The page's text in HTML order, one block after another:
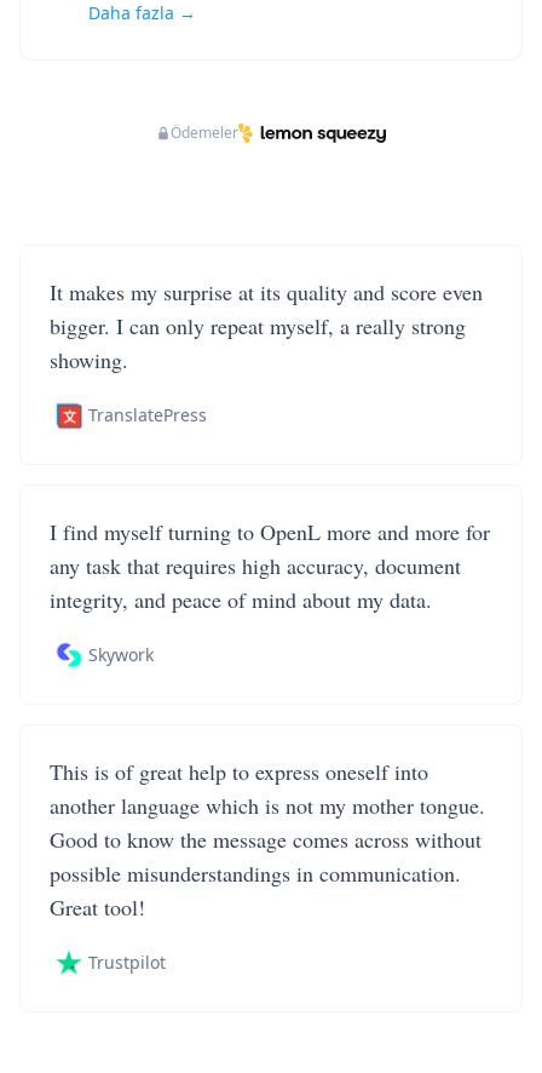
Daha fazla →
Ödemeler
It makes my surprise at its quality and score even
bigger. I can only repeat myself, a really strong
showing.
TranslatePress
I find myself turning to OpenL more and more for
any task that requires high accuracy, document
integrity, and peace of mind about my data.
Skywork
This is of great help to express oneself into
another language which is not my mother tongue.
Good to know the message comes across without
possible misunderstandings in communication.
Great tool!
Trustpilot